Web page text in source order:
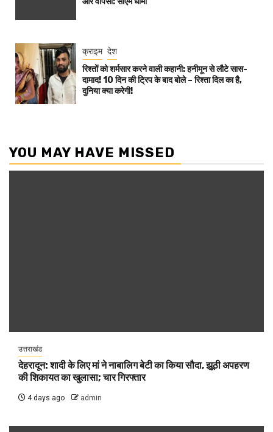
क्राइम देश
रिश्तों को शर्मसार करने वाली कहानी: हनीमून से लौटे सास-
दामाद! 10 दिन की ट्रिप के बाद बोले – रिश्ता दिल का है,
दुनिया क्या करेगी!
YOU MAY HAVE MISSED
उत्तराखंड
देहरादून: शादी के लिए मां ने नाबालिग बेटी का किया सौदा, झूठी अपहरण
की शिकायत का खुलासा; चार गिरफ्तार
4 days ago admin